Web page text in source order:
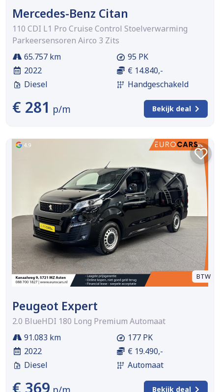
Mercedes-Benz Citan
110 CDI L1 Pro Cruise Control Stoelverwarming
Parkeersensoren Airco 3 Zits
65.757 km
2022
Diesel
95 PK
€ 14.840,-
Handgeschakeld
€ 281 p/m Bekijk deal
BTW
Peugeot Expert
2.0 BlueHDI 180 Long Premium Automaat
91.083 km
2022
Diesel
177 PK
€ 19.490,-
Automaat
€ 369 Bekijk deal